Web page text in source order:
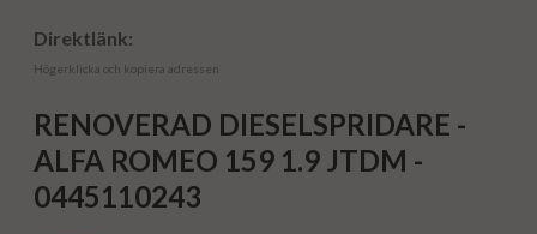
Direktlänk:
Högerklicka och kopiera adressen
RENOVERAD DIESELSPRIDARE -
ALFA ROMEO 159 1.9 JTDM -
0445110243